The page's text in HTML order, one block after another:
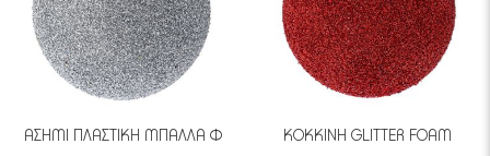
ΑΣΗΜΙ ΠΛΑΣΤΙΚΗ ΜΠΑΛΛΑ Φ
ΚΟΚΚΙΝΗ GLITTER FOAM